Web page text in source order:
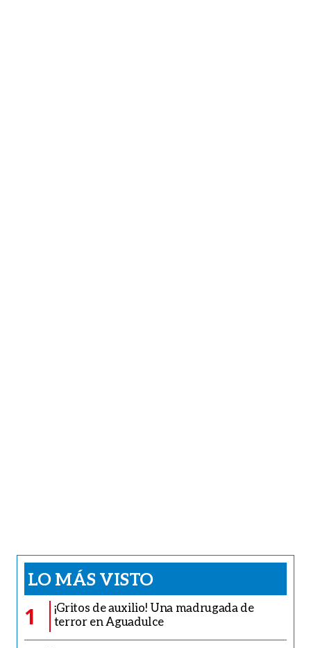
LO MÁS VISTO
1
¡Gritos de auxilio! Una madrugada de
terror en Aguadulce